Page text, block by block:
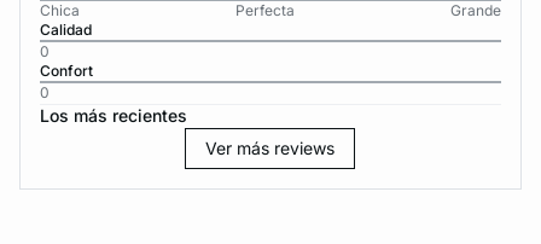
Chica
Perfecta
Grande
Calidad
0
Confort
0
Los más recientes
Ver más reviews